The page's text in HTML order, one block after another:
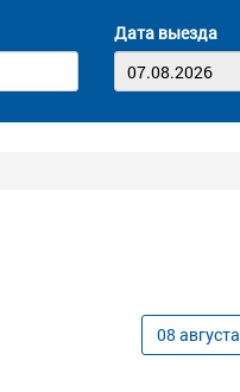
Дата выезда
08 августа